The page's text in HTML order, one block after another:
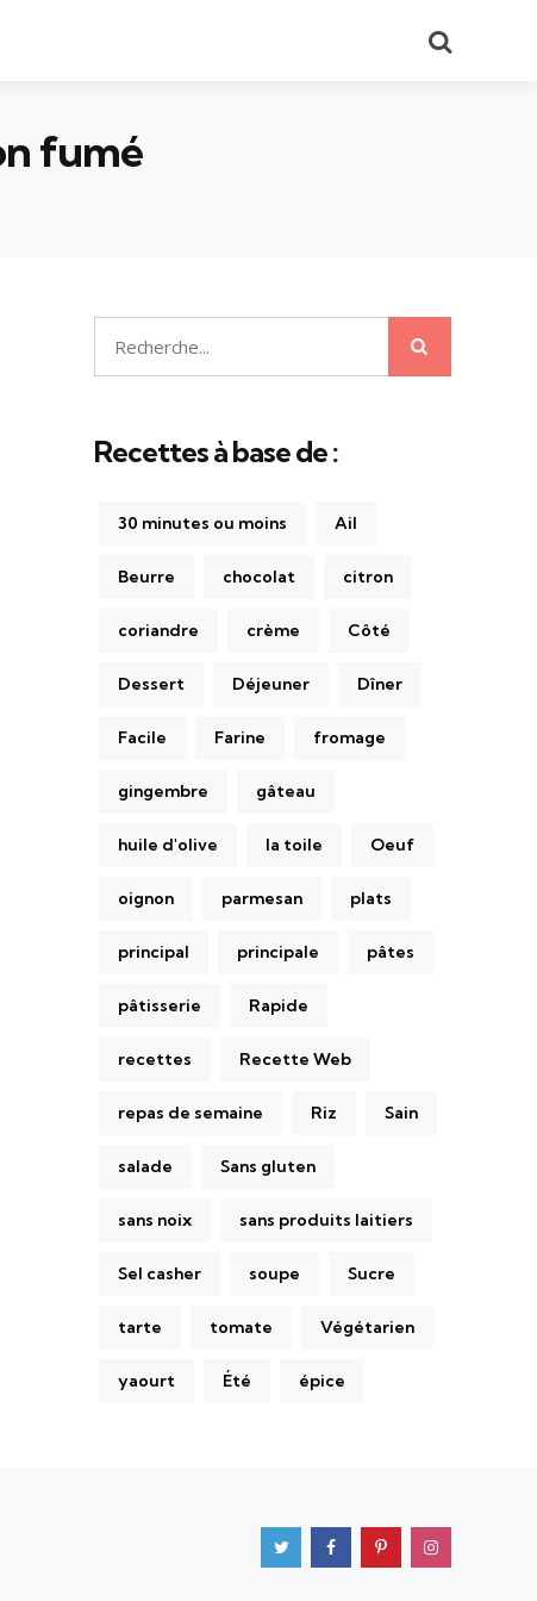
fumé
Recherche
pour:
Recettes à base de :
30 minutes ou moins Ail
Beurre chocolat citron
coriandre crème Côté
Dessert Déjeuner Dîner
Facile Farine fromage
gingembre gâteau
huile d'olive la toile Oeuf
oignon parmesan plats
principal principale pâtes
pâtisserie Rapide
recettes Recette Web
repas de semaine Riz Sain
salade Sans gluten
sans noix sans produits laitiers
Sel casher soupe Sucre
tarte tomate Végétarien
yaourt Été épice